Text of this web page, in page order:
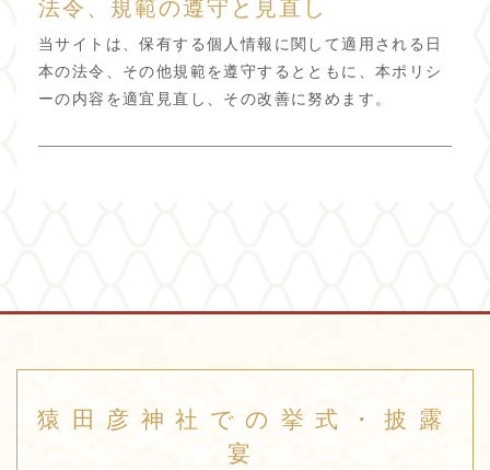
法令、規範の遵守と見直し
当サイトは、保有する個人情報に関して適用される日
本の法令、その他規範を遵守するとともに、本ポリシ
ーの内容を適宜見直し、その改善に努めます。
猿田彦神社での挙式・披露
宴